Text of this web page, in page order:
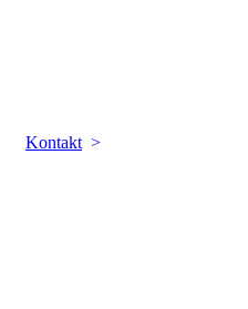
Kontakt